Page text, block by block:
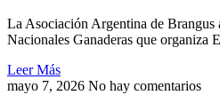
La Asociación Argentina de Brangus
Nacionales Ganaderas que organiza
Leer Más
mayo 7, 2026 No hay comentarios